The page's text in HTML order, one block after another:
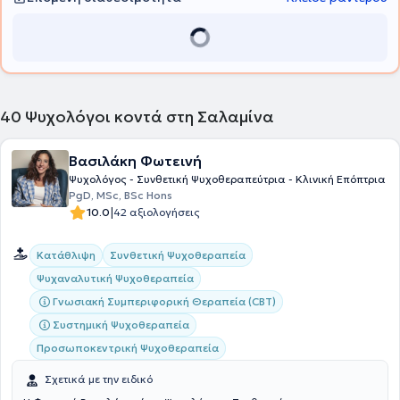
40 Ψυχολόγοι κοντά στη Σαλαμίνα
Βασιλάκη Φωτεινή
Ψυχολόγος - Συνθετική Ψυχοθεραπεύτρια - Κλινική Επόπτρια
PgD, MSc, BSc Hons
10.0|42 αξιολογήσεις
Κατάθλιψη
Συνθετική Ψυχοθεραπεία
Ψυχαναλυτική Ψυχοθεραπεία
Γνωσιακή Συμπεριφορική Θεραπεία (CBT)
Συστημική Ψυχοθεραπεία
Προσωποκεντρική Ψυχοθεραπεία
Σχετικά με την ειδικό